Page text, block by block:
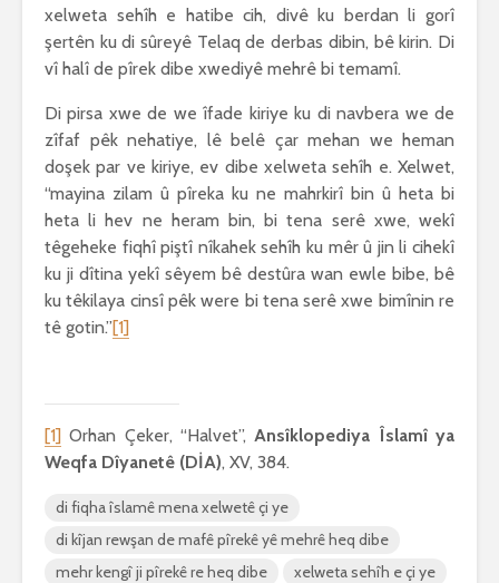
xelweta sehîh e hatibe cih, divê ku berdan li gorî
şertên ku di sûreyê Telaq de derbas dibin, bê kirin. Di
vî halî de pîrek dibe xwediyê mehrê bi temamî.
Di pirsa xwe de we îfade kiriye ku di navbera we de
zîfaf pêk nehatiye, lê belê çar mehan we heman
doşek par ve kiriye, ev dibe xelweta sehîh e. Xelwet,
“mayina zilam û pîreka ku ne mahrkirî bin û heta bi
heta li hev ne heram bin, bi tena serê xwe, wekî
têgeheke fiqhî piştî nîkahek sehîh ku mêr û jin li cihekî
ku ji dîtina yekî sêyem bê destûra wan ewle bibe, bê
ku têkilaya cinsî pêk were bi tena serê xwe bimînin re
tê gotin.”[1]
[1] Orhan Çeker, “Halvet”,Ansîklopediya Îslamî ya
Weqfa Dîyanetê (DİA), XV, 384.
di fiqha îslamê mena xelwetê çi ye
di kîjan rewşan de mafê pîrekê yê mehrê heq dibe
mehr kengî ji pîrekê re heq dibe
xelweta sehîh e çi ye